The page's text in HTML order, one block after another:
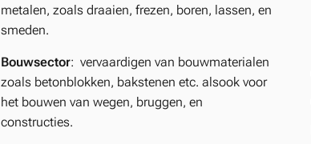
metalen, zoals draaien, frezen, boren, lassen, en
smeden.
Bouwsector: vervaardigen van bouwmaterialen
zoals betonblokken, bakstenen etc. alsook voor
het bouwen van wegen, bruggen, en
constructies.